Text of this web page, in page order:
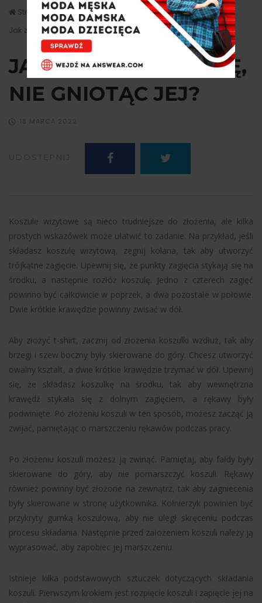
Strona główna
Porady
Jak złożyć koszulę, nie gniotąc jej?
JAK ZŁOŻYĆ KOSZULĘ,
NIE GNIOTĄC JEJ?
18 MARCA 2022
UDOSTĘPNIJ:
Koszule wizytowe są nieco trudniejsze do złożenia, ale kilka
prostych wskazówek może ułatwić to zadanie. Na przykład, jeśli
składasz koszulę wizytową, zegnij kolana, tak aby utworzyć
trójkątne zagięcie. Upewnij się, że punkty zagięcia stykają się na
środku, a następnie rozłóż koszulę. Jedno z czterech zagięć
powinno być całkowicie w poprzek, a dwa pozostałe w połowie.
Dwie krótkie krawędzie powinny zwisać w dół.
Aby złożyć t-shirt, zacznij od złożenia koszulki wzdłuż, tak aby
brzegi i szew boczny były skierowane do góry. Chcesz utworzyć
owalny kształt, a dwie krótkie krawędzie trzymać w dół. Upewnij
się, że składasz koszulkę na środku, tak aby wewnętrzna
krawędź stykała się z dolnym zagięciem, a rękawy były
podwinięte. Po złożeniu koszuli w ten sposób, możesz zacząć ją
zwijać, pamiętając o marszczeniu rękawów podczas pracy.
Po złożeniu koszuli możesz ją zwinąć. Pamiętaj, aby fałdy były
skierowane do góry, aby nie pomarszczyć koszuli. Rękawy
również powinny być złożone na zewnątrz, tak aby zagniecenia
były skierowane w stronę użytkownika. Kołnierzyk powinien być
przykryty gumką koszulową, aby nie uległ skręceniu podczas
procesu składania. Następnie przed założeniem koszuli należy ją
wyprasować, aby zapobiec jej marszczeniu.
Istnieje kilka podstawowych sztuczek dotyczących składania
koszuli. Pierwszym krokiem jest rozpięcie koszuli i zapięcie jej na